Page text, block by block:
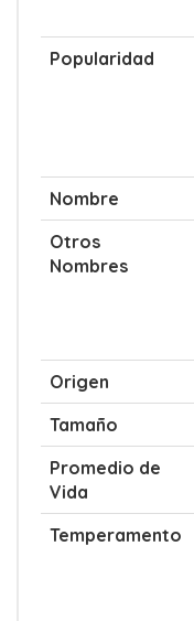
Popularidad
Nombre
Otros
Nombres
Origen
Tamaño
Promedio de
Vida
Temperamento